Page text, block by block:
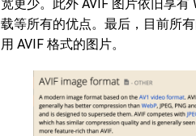
宽更少。此外 AVIF 图片依旧享
载等所有的优点。最后，目前所
用 AVIF 格式的图片。